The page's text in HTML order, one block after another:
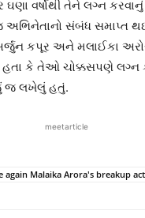
ઘણા વર્ષોથી તેને લગ્ન
સંબંધ સમાપ્ત
કપૂર અને મલાઈકા
હતા કે તેઓ ચોક્કસપણે લગ્ન
જ લખેલું હતું.
meetarticle
again Malaika Arora's breakup